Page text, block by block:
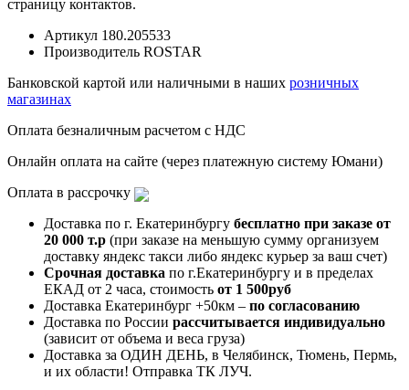
страницу контактов.
Артикул 180.205533
Производитель ROSTAR
Банковской картой или наличными в наших розничных
магазинах
Оплата безналичным расчетом с НДС
Онлайн оплата на сайте (через платежную систему Юмани)
Оплата в рассрочку
Доставка по г. Екатеринбургу бесплатно при заказе от
20 000 т.р (при заказе на меньшую сумму организуем
доставку яндекс такси либо яндекс курьер за ваш счет)
Срочная доставка по г.Екатеринбургу и в пределах
ЕКАД от 2 часа, стоимость от 1 500руб
Доставка Екатеринбург +50км – по согласованию
Доставка по России рассчитывается индивидуально
(зависит от объема и веса груза)
Доставка за ОДИН ДЕНЬ, в Челябинск, Тюмень, Пермь,
и их области! Отправка ТК ЛУЧ.